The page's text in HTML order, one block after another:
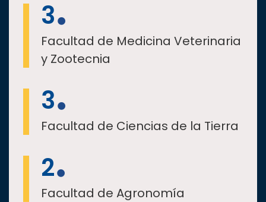
3
Facultad de Medicina Veterinaria
y Zootecnia
3
Facultad de Ciencias de la Tierra
2
Facultad de Agronomía